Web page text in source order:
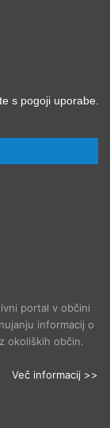
s pogoji uporabe.
portal v občini
informacij o
okoliških občin.
Več informacij >>